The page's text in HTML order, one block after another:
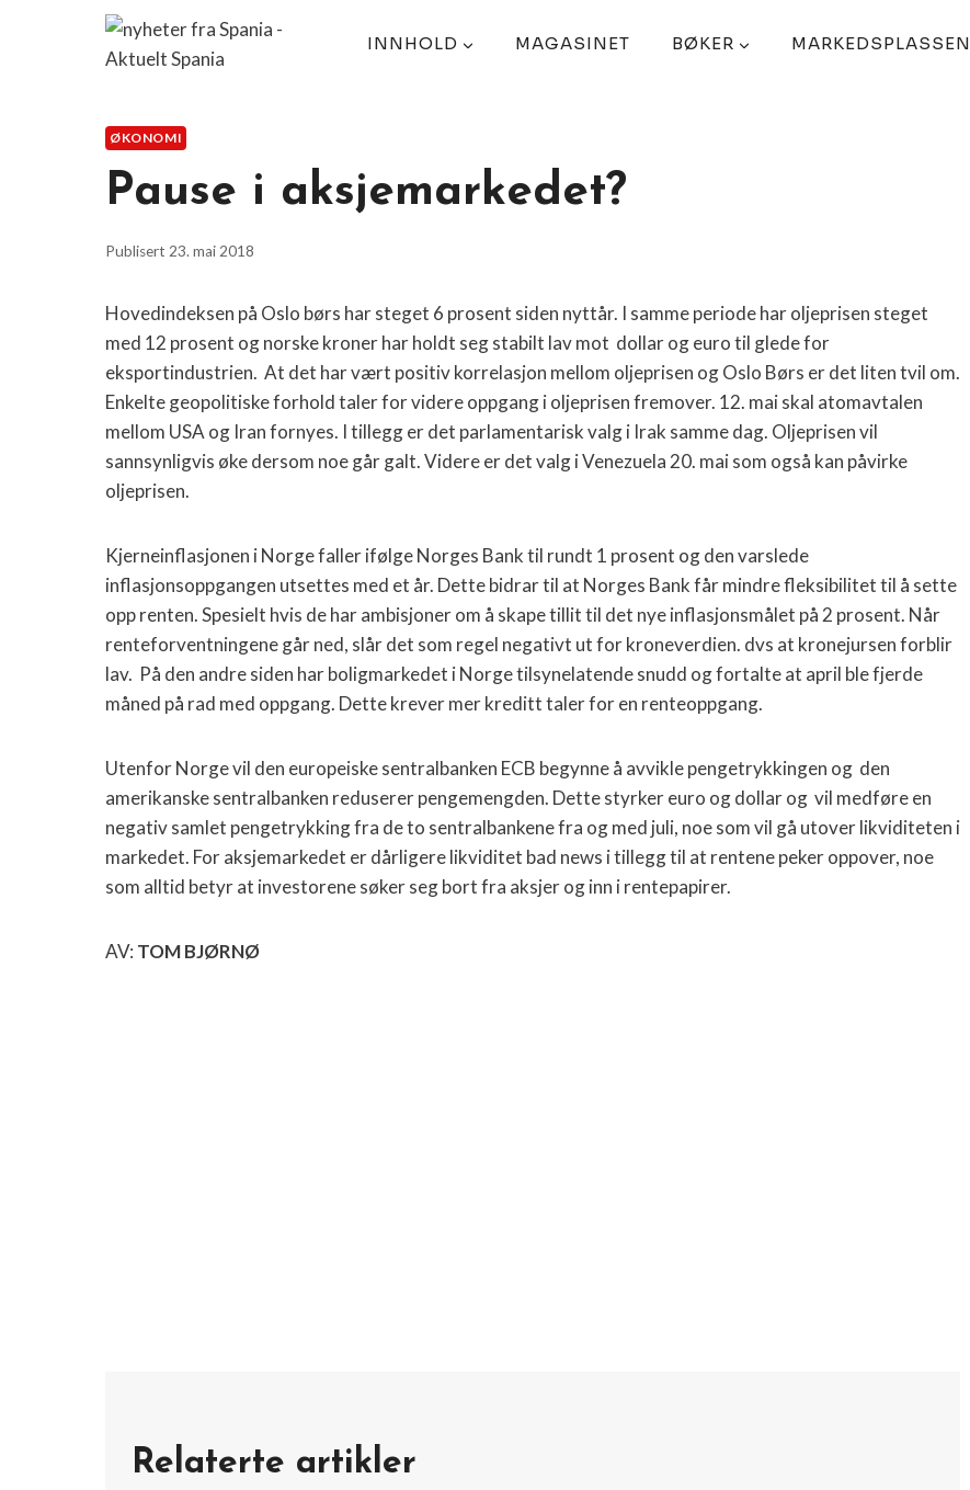
INNHOLD MAGASINET BØKER MARKEDSPLASSEN
ØKONOMI
Pause i aksjemarkedet?
Publisert 23. mai 2018
Hovedindeksen på Oslo børs har steget 6 prosent siden nyttår. I samme periode har oljeprisen steget
med 12 prosent og norske kroner har holdt seg stabilt lav mot dollar og euro til glede for
eksportindustrien. At det har vært positiv korrelasjon mellom oljeprisen og Oslo Børs er det liten tvil om.
Enkelte geopolitiske forhold taler for videre oppgang i oljeprisen fremover. 12. mai skal atomavtalen
mellom USA og Iran fornyes. I tillegg er det parlamentarisk valg i Irak samme dag. Oljeprisen vil
sannsynligvis øke dersom noe går galt. Videre er det valg i Venezuela 20. mai som også kan påvirke
oljeprisen.
Kjerneinflasjonen i Norge faller ifølge Norges Bank til rundt 1 prosent og den varslede
inflasjonsoppgangen utsettes med et år. Dette bidrar til at Norges Bank får mindre fleksibilitet til å sette
opp renten. Spesielt hvis de har ambisjoner om å skape tillit til det nye inflasjonsmålet på 2 prosent. Når
renteforventningene går ned, slår det som regel negativt ut for kroneverdien. dvs at kronejursen forblir
lav. På den andre siden har boligmarkedet i Norge tilsynelatende snudd og fortalte at april ble fjerde
måned på rad med oppgang. Dette krever mer kreditt taler for en renteoppgang.
Utenfor Norge vil den europeiske sentralbanken ECB begynne å avvikle pengetrykkingen og den
amerikanske sentralbanken reduserer pengemengden. Dette styrker euro og dollar og vil medføre en
negativ samlet pengetrykking fra de to sentralbankene fra og med juli, noe som vil gå utover likviditeten i
markedet. For aksjemarkedet er dårligere likviditet bad news i tillegg til at rentene peker oppover, noe
som alltid betyr at investorene søker seg bort fra aksjer og inn i rentepapirer.
AV: TOM BJØRNØ
Relaterte artikler